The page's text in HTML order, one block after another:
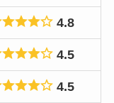
4.8
4.5
4.5